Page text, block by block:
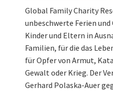
Global Family Charity
unbeschwerte Ferien
Kinder und Eltern in
Familien, für die das
für Opfer von Armut,
Gewalt oder Krieg. Der
Gerhard Polaska-Auer